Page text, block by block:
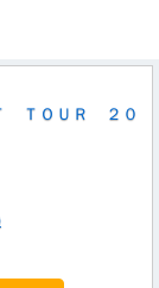
ＴＯＵＲ ２０